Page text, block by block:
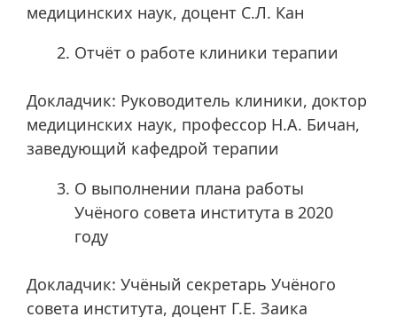
медицинских наук, доцент С.Л. Кан
Отчёт о работе клиники терапии
Докладчик: Руководитель клиники, доктор
медицинских наук, профессор Н.А. Бичан,
заведующий кафедрой терапии
О выполнении плана работы
Учёного совета института в 2020
году
Докладчик: Учёный секретарь Учёного
совета института, доцент Г.Е. Заика